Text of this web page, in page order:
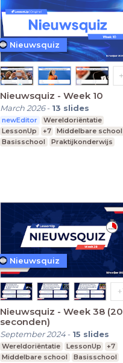
Nieuwsquiz - Week 10
March 2026- 13 slides
newEditor
Wereldoriëntatie
LessonUp
+7
Middelbare school
Basisschool
Praktijkonderwijs
Nieuwsquiz
Nieuwsquiz - Week 38 (20
seconden)
September 2024- 15 slides
Wereldoriëntatie LessonUp
+7
Middelbare school
Basisschool
Nieuwsquiz